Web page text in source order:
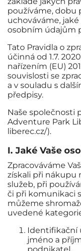
používáme, dobu
uchováváme,
osobním údajům
Tato Pravidla o
účinná od 1.7.
nařízením (EU)
souvislosti se
a v souladu s
předpisy.
Naše společnosti
Adventure Park
liberec.cz/).
I. Jaké Vaše
Zpracováváme
získali při nákupu
služeb, při
či při komunikaci
můžeme
uvedené
Identifikační
jméno a